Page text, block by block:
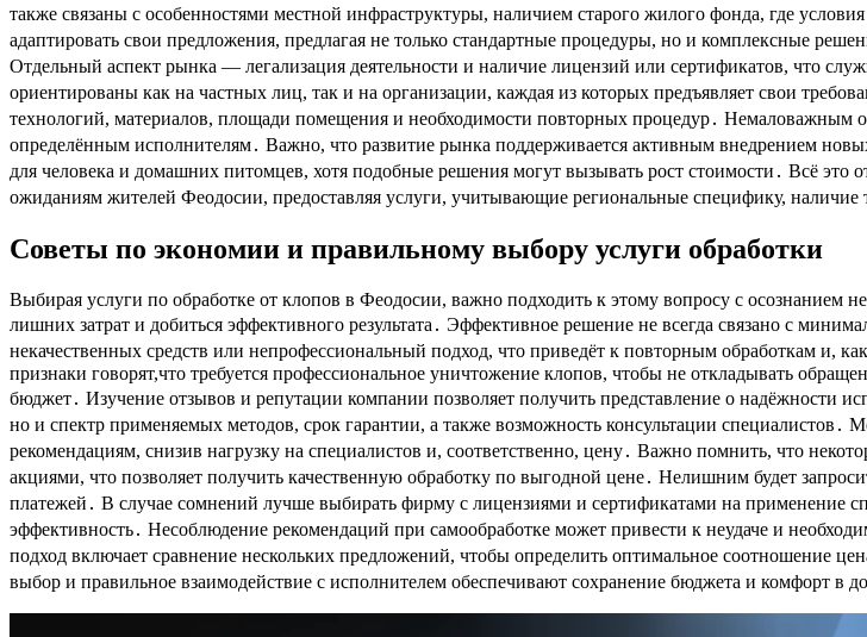
также связаны с особенностями местной инфраструктуры, наличием старого жилого фонда, где
адаптировать свои предложения, предлагая не только стандартные процедуры, но и комплексные
Отдельный аспект рынка — легализация деятельности и наличие лицензий или сертификатов, что
ориентированы как на частных лиц, так и на организации, каждая из которых предъявляет свои
технологий, материалов, площади помещения и необходимости повторных процедур․ Немаловажным
определённым исполнителям․ Важно, что развитие рынка поддерживается активным внедрением
для человека и домашних питомцев, хотя подобные решения могут вызывать рост стоимости․ Всё
ожиданиям жителей Феодосии, предоставляя услуги, учитывающие региональные специфику,
Советы по экономии и правильному выбору услуги обработки
Выбирая услуги по обработке от клопов в Феодосии, важно подходить к этому вопросу с осознанием
лишних затрат и добиться эффективного результата․ Эффективное решение не всегда связано с
некачественных средств или непрофессиональный подход, что приведёт к повторным обработкам и,
признаки говорят,что требуется профессиональное уничтожение клопов, чтобы не откладывать
бюджет․ Изучение отзывов и репутации компании позволяет получить представление о надёжности
но и спектр применяемых методов, срок гарантии, а также возможность консультации
рекомендациям, снизив нагрузку на специалистов и, соответственно, цену․ Важно помнить, что
акциями, что позволяет получить качественную обработку по выгодной цене․ Нелишним будет
платежей․ В случае сомнений лучше выбирать фирму с лицензиями и сертификатами на применение
эффективность․ Несоблюдение рекомендаций при самообработке может привести к неудаче и
подход включает сравнение нескольких предложений, чтобы определить оптимальное соотношение
выбор и правильное взаимодействие с исполнителем обеспечивают сохранение бюджета и комфорт в